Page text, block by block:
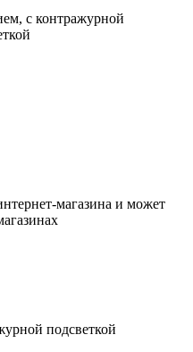
с контражурной
магазина и может
подсветкой